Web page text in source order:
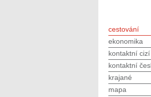
cestování
ekonomika
kontaktní
kontaktní
krajané
mapa